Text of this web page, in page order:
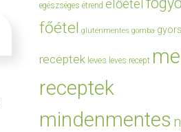
egészséges étrend előétel
főétel gluténmentes gomba
receptek leves leves recept
receptek
mindenmentes